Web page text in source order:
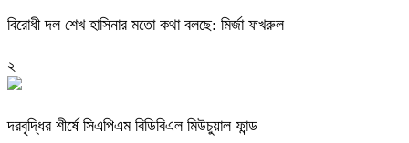
বিরোধী দল শেখ হাসিনার মতো কথা বলছে: মির্জা ফখরুল
২
দরবৃদ্ধির শীর্ষে সিএপিএম বিডিবিএল মিউচুয়াল ফান্ড